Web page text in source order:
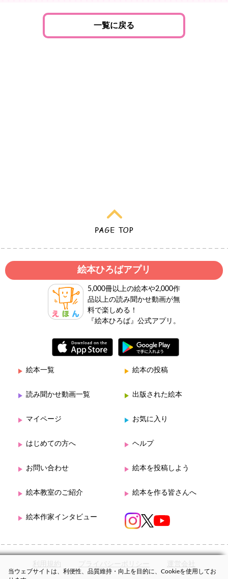
一覧に戻る
絵本ひろばアプリ
5,000冊以上の絵本や2,000作
品以上の読み聞かせ動画が無
料で楽しめる！
『絵本ひろば』公式アプリ。
絵本一覧 絵本の投稿
読み聞かせ動画一覧 出版された絵本
マイページ お気に入り
はじめての方へ ヘルプ
お問い合わせ 絵本を投稿しよう
絵本教室のご紹介 絵本を作る皆さんへ
絵本作家インタビュー
利用規約 プライバシーポリシー 運営会社
当ウェブサイトは、利便性、品質維持・向上を目的に、Cookieを使用してお